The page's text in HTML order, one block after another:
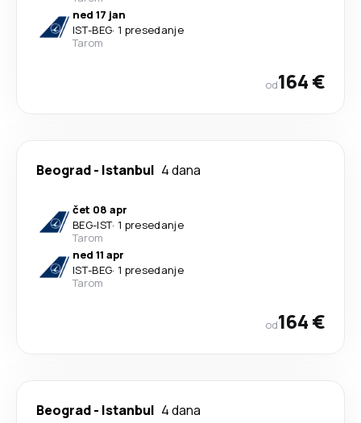
ned 17 jan
IST-BEG· 1 presedanje
Tarom
od164 €
Beograd- Istanbul 4 dana
čet 08 apr
BEG-IST· 1 presedanje
Tarom
ned 11 apr
IST-BEG· 1 presedanje
Tarom
od164 €
Beograd- Istanbul 4 dana